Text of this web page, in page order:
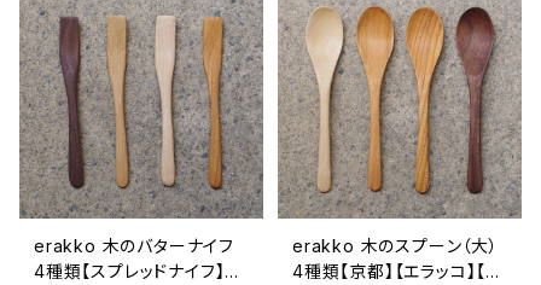
お誕生日】
erakko 木のバターナイフ
4種類【スプレッドナイフ】
erakko 木のスプーン（大）
4種類【京都】【エラッコ】【柴